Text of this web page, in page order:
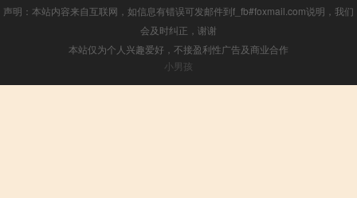
声明：本站内容来自互联网，如信息有错误可发邮件到f_fb#foxmail.com说明，我们
会及时纠正，谢谢
本站仅为个人兴趣爱好，不接盈利性广告及商业合作
小男孩